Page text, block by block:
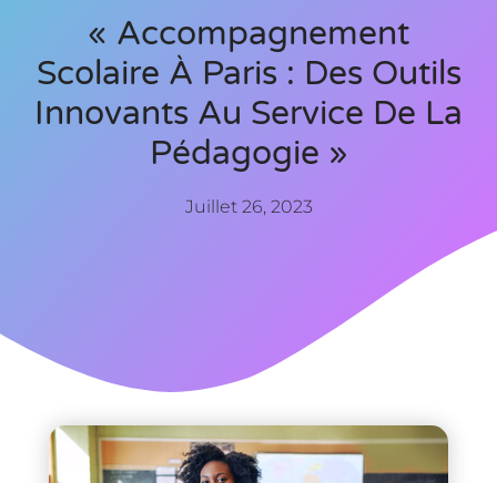
« Accompagnement
Scolaire À Paris : Des Outils
Innovants Au Service De La
Pédagogie »
Juillet 26, 2023